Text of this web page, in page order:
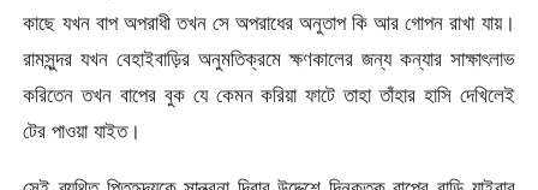
কাছে যখন বাপ অপরাধী তখন সে অপরাধের অনুতাপ কি আর গোপন রাখা যায়।
রামসুন্দর যখন বেহাইবাড়ির অনুমতিক্রমে ক্ষণকালের জন্য কন্যার সাক্ষাৎলাভ
করিতেন তখন বাপের বুক যে কেমন করিয়া ফাটে তাহা তাঁহার হাসি দেখিলেই
টের পাওয়া যাইত।